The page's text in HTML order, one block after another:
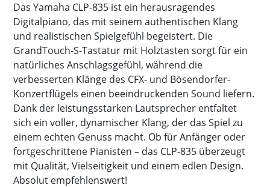
Das Yamaha CLP-835 ist ein herausragendes
Digitalpiano, das mit seinem authentischen Klang
und realistischen Spielgefühl begeistert. Die
GrandTouch-S-Tastatur mit Holztasten sorgt für ein
natürliches Anschlagsgefühl, während die
verbesserten Klänge des CFX- und Bösendorfer-
Konzertflügels einen beeindruckenden Sound liefern.
Dank der leistungsstarken Lautsprecher entfaltet
sich ein voller, dynamischer Klang, der das Spiel zu
einem echten Genuss macht. Ob für Anfänger oder
fortgeschrittene Pianisten – das CLP-835 überzeugt
mit Qualität, Vielseitigkeit und einem edlen Design.
Absolut empfehlenswert!